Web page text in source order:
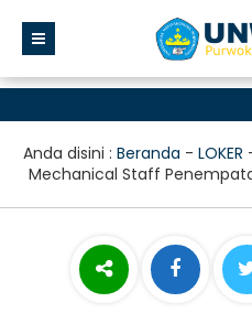
Anda disini : Beranda - LOKER
Mechanical Staff